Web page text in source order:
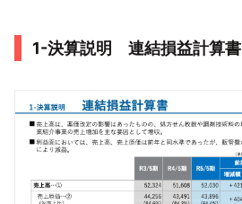
1-決算説明 連結損益計算書